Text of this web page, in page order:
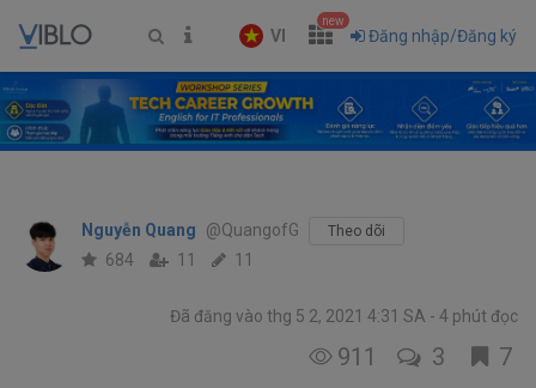
VI
new
Đăng nhập/Đăng ký
Nguyễn Quang @QuangofG Theo dõi
684 11 11
Đã đăng vào thg 5 2, 2021 4:31 SA 4 phút đọc
911 3 7